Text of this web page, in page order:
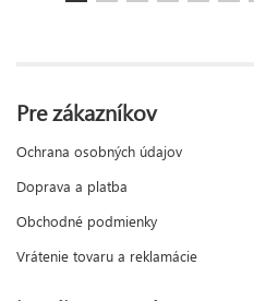
Pre zákazníkov
Ochrana osobných údajov
Doprava a platba
Obchodné podmienky
Vrátenie tovaru a reklamácie